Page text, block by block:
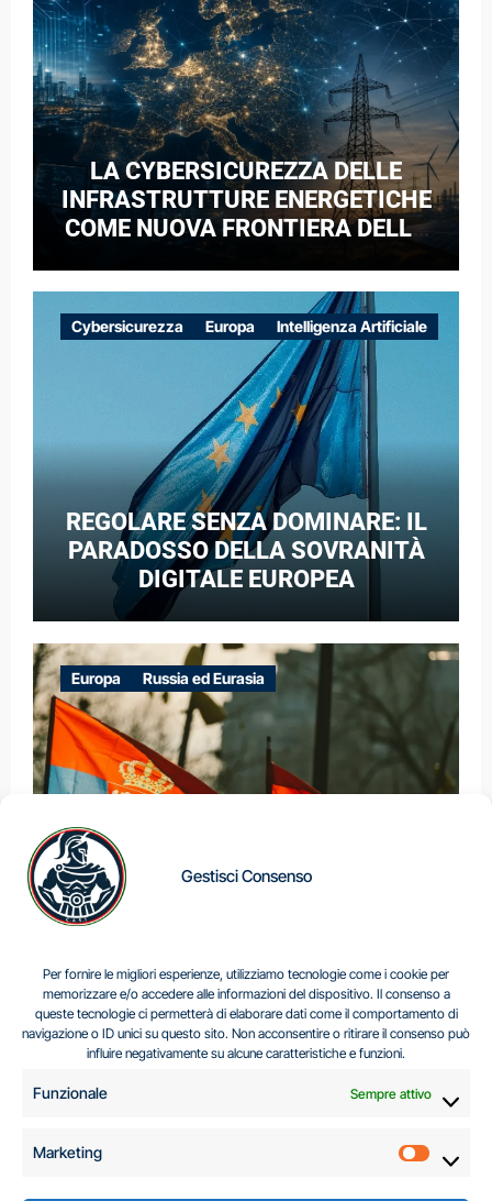
Gestisci Consenso
Per fornire le migliori esperienze, utilizziamo tecnologie come i cookie per
memorizzare e/o accedere alle informazioni del dispositivo. Il consenso a
queste tecnologie ci permetterà di elaborare dati come il comportamento di
navigazione o ID unici su questo sito. Non acconsentire o ritirare il consenso può
influire negativamente su alcune caratteristiche e funzioni.
Funzionale Sempre attivo
Marketing
LA CYBERSICUREZZA DELLE
INFRASTRUTTURE ENERGETICHE
COME NUOVA FRONTIERA DELLA
CASO DELLE RETI ELETTRICHE
EUROPEE NEL CONTESTO DELLA
GUERRA IBRIDA
Cybersicurezza Europa Intelligenza Artificiale
REGOLARE SENZA DOMINARE: IL
PARADOSSO DELLA SOVRANITÀ
DIGITALE EUROPEA
Europa Russia ed Eurasia
Centro Analisi e Studi Italus © Tutti i diritti riservati